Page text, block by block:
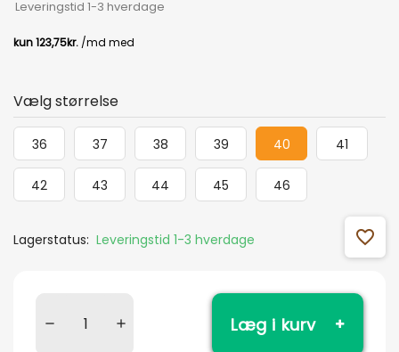
Leveringstid 1-3 hverdage
Vælg størrelse
36 37 38 39 40 41
42 43 44 45 46
Lagerstatus: Leveringstid 1-3 hverdage favorite_outline
Læg i kurv